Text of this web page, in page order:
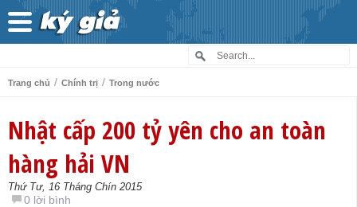
Trang chủ / Chính trị / Trong nước
Nhật cấp 200 tỷ yên cho an toàn
hàng hải VN
Thứ Tư, 16 Tháng Chín 2015
0 lời bình